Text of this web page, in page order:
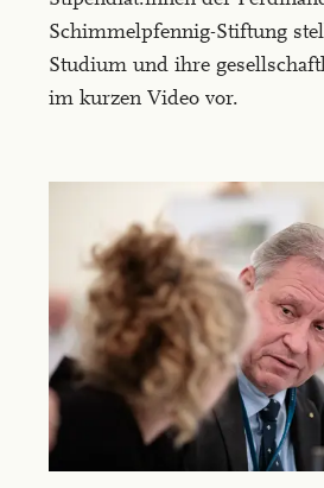
vel
nunc.
Ut
vel
congue
nisi.
Curabitur
pharetra
finibus
mauris,
Schimmelpfennig-Stiftung
Studium und ihre
im kurzen Video vor.